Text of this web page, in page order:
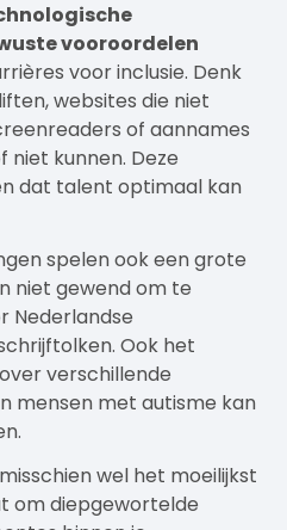
vooroordelen
voor inclusie. Denk
websites die niet
of aannames
niet kunnen. Deze
dat talent optimaal kan
spelen ook een grote
niet gewend om te
Nederlandse
Ook het
verschillende
mensen met autisme kan
wel het moeilijkst
om diepgewortelde